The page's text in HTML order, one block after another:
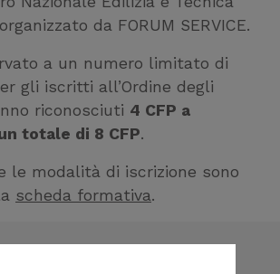
da FORUM SERVICE.
a un numero limitato di
gli iscritti all’Ordine degli
riconosciuti 4 CFP a
totale di 8 CFP.
le modalità di iscrizione sono
scheda formativa.